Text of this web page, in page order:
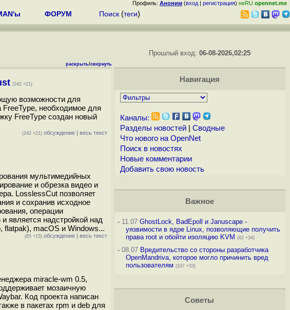
Профиль: Аноним (вход | регистрация) неRU opennet.me
ФОРУМ Поиск (теги)
раскрыть/свернуть
(242 +21)
возможности для
необходимое для
FreeType создан новый
(242 +21) обсуждение | весь текст
мультимедийных
и обрезка видео и
LosslessCut позволяет
и сохранив исходное
операции
является надстройкой над
flatpak), macOS и Windows...
(65 +15) обсуждение | весь текст
miracle-wm 0.5,
мозаичную
Код проекта написан
в пакетах rpm и deb для
Прошлый вход:06-08-2026,02:25
Навигация
Каналы:
Разделы новостей| Сводные
Что нового на OpenNet
Поиск в новостях
Новые комментарии
Добавить свою новость
Важное
-11.07 GhostLock, BadEpoll и Januscape -
уязвимости в ядре Linux, позволяющие получить
права root и обойти изоляцию KVM (82 +34)
-08.07 Вредительство со стороны разработчика
OpenMandriva, которое могло причинить вред
пользователям (107 +33)
Советы